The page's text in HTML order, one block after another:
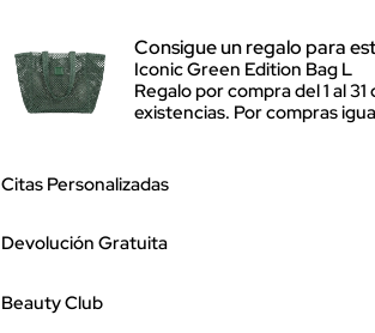
Consigue un regalo para
Iconic Green Edition Bag L
Regalo por compra del 1 al
existencias. Por compras
Citas Personalizadas
Devolución Gratuita
Beauty Club